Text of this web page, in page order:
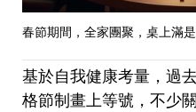
春節期間，全家團聚，桌上滿
基於自我健康考量，過
格節制畫上等號，不少